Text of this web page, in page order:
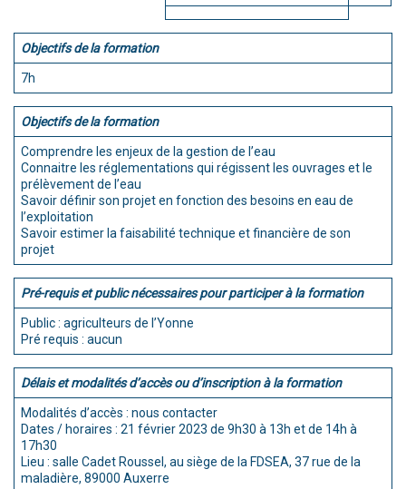
Objectifs de la formation
7h
Objectifs de la formation
Comprendre les enjeux de la gestion de l’eau
Connaitre les réglementations qui régissent les ouvrages et le
prélèvement de l’eau
Savoir définir son projet en fonction des besoins en eau de
l’exploitation
Savoir estimer la faisabilité technique et financière de son
projet
Pré-requis et public nécessaires pour participer à la formation
Public : agriculteurs de l’Yonne
Pré requis : aucun
Délais et modalités d’accès ou d’inscription à la formation
Modalités d’accès : nous contacter
Dates / horaires : 21 février 2023 de 9h30 à 13h et de 14h à
17h30
Lieu : salle Cadet Roussel, au siège de la FDSEA, 37 rue de la
maladière, 89000 Auxerre